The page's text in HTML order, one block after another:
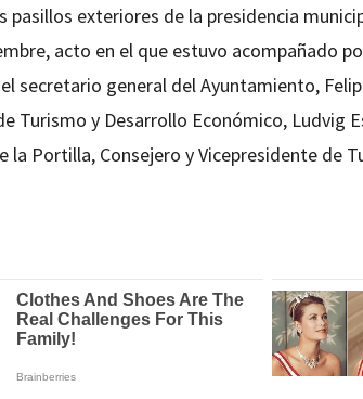
pasillos exteriores de la presidencia
acto en el que estuvo acompañado
secretario general del Ayuntamiento,
Turismo y Desarrollo Económico, Ludvig
la Portilla, Consejero y Vicepresidente de